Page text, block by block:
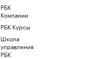
РБК
Компании
РБК Курсы
Школа
управления
РБК